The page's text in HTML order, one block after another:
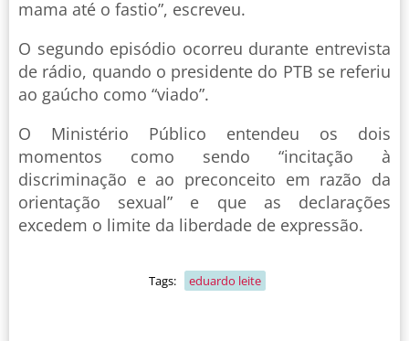
mama até o fastio”, escreveu.
O segundo episódio ocorreu durante entrevista
de rádio, quando o presidente do PTB se referiu
ao gaúcho como “viado”.
O Ministério Público entendeu os dois
momentos como sendo “incitação à
discriminação e ao preconceito em razão da
orientação sexual” e que as declarações
excedem o limite da liberdade de expressão.
Tags: eduardo leite